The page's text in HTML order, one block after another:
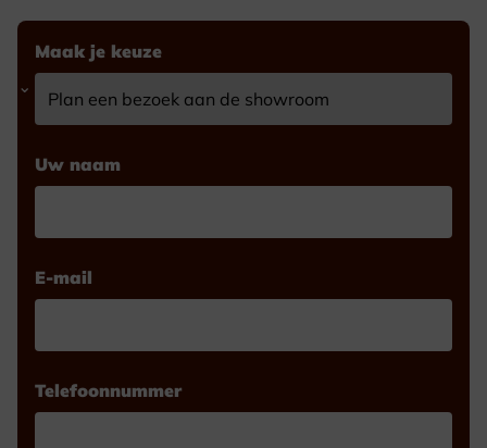
Maak je keuze
Uw naam
E-mail
Telefoonnummer